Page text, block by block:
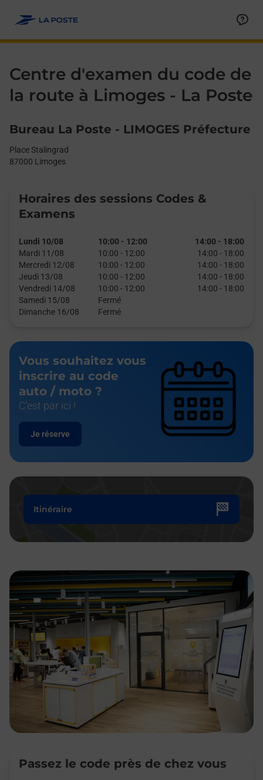
Centre d'examen du code de
la route à Limoges - La Poste
Bureau La Poste - LIMOGES Préfecture
Place Stalingrad
87000 Limoges
Horaires des sessions Codes &
Examens
Lundi 10/08 10:00 - 12:00 14:00 - 18:00
Mardi 11/08
10:00 - 12:00 14:00 - 18:00
Mercredi 12/08
10:00 - 12:00 14:00 - 18:00
Jeudi 13/08
10:00 - 12:00 14:00 - 18:00
Vendredi 14/08
10:00 - 12:00 14:00 - 18:00
Samedi 15/08
Fermé
Dimanche 16/08
Fermé
Vous souhaitez vous
inscrire au code
auto / moto ?
C'est par ici !
Je réserve
Itinéraire
Passez le code près de chez vous